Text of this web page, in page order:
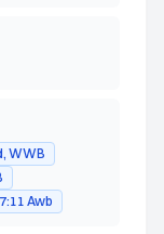
WWB
Awb